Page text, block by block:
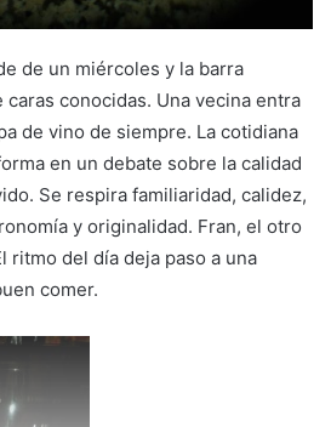
de un miércoles y la barra
conocidas. Una vecina entra
de vino de siempre. La cotidiana
en un debate sobre la calidad
Se respira familiaridad, calidez,
y originalidad. Fran, el otro
ritmo del día deja paso a una
comer.